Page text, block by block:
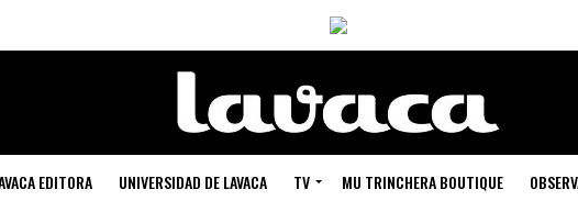
EDITORA UNIVERSIDAD DE LAVACA TV MU TRINCHERA BOUTIQUE